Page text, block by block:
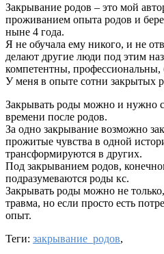
Закрывание родов – это мой
проживанием опыта родов и
ныне 4 года.
Я не обучала ему никого, и не
делают другие люди под этим
компетентны, профессиональны,
У меня в опыте сотни закрытых
Закрывать роды можно и нужно
времени после родов.
За одно закрывание возможно
прожитые чувства в одной
трансформируются в других.
Под закрыванием родов,
подразумеваются роды кс.
Закрывать роды можно не
травма, но если просто есть
опыт.
Теги: закрывание_родов,